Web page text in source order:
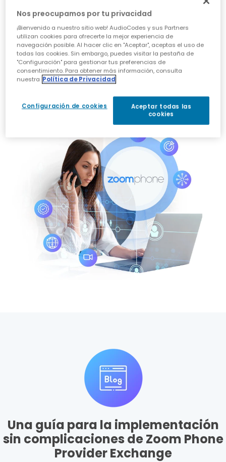
Fácil gestión de clientes finales
Portal de autoservicio para
aprovisionamiento de clientes finales y
números
NOC 24/7
Una guía para la implementación
sin complicaciones de Zoom Phone
Provider Exchange
Nos preocupamos por tu privacidad
¡Bienvenido a nuestro sitio web! AudioCodes y sus Partners
utilizan cookies para ofrecerte la mejor experiencia de
navegación posible. Al hacer clic en "Aceptar", aceptas el uso de
todas las cookies. Sin embargo, puedes visitar la pestaña de
"Configuración" para gestionar tus preferencias de
consentimiento. Para obtener más información, consulta
nuestra Política de Privacidad
Configuración de cookies
Aceptar todas las
cookies